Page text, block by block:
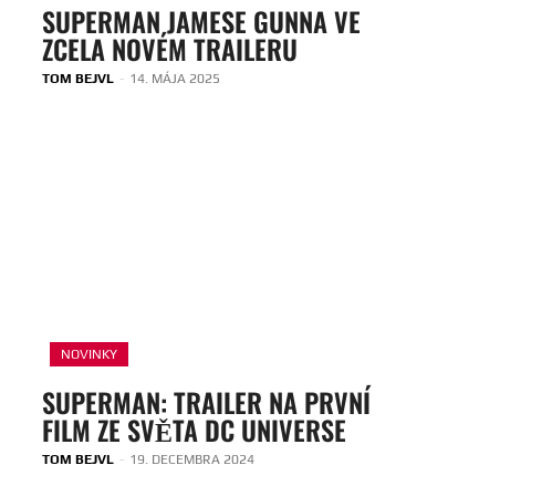
SUPERMAN JAMESE GUNNA VE
ZCELA NOVÉM TRAILERU
TOM BEJVL - 14. MÁJA 2025
NOVINKY
SUPERMAN: TRAILER NA PRVNÍ
FILM ZE SVĚTA DC UNIVERSE
TOM BEJVL - 19. DECEMBRA 2024